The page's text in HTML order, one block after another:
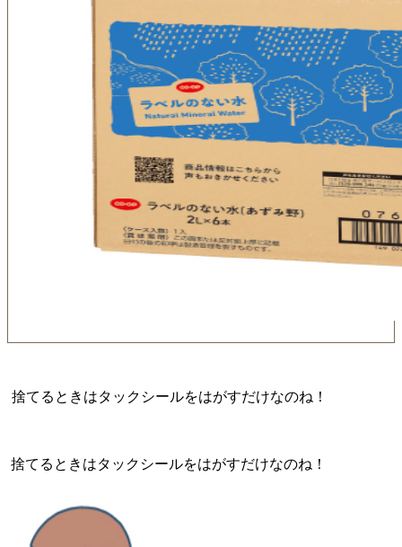
捨てるときはタックシールをはがすだけなのね！
捨てるときはタックシールをはがすだけなのね！